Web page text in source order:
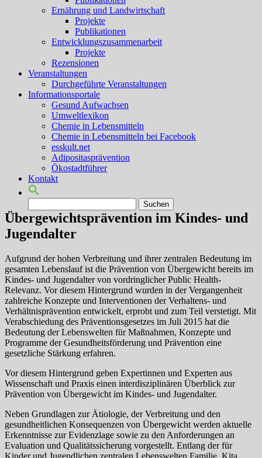
Ernährung und Landwirtschaft
Projekte
Publikationen
Entwicklungszusammenarbeit
Projekte
Rezensionen
Veranstaltungen
Durchgeführte Veranstaltungen
Informationsportale
Gesund Aufwachsen
Umweltlexikon
Chemie in Lebensmitteln
Chemie in Lebensmitteln bei Facebook
esskult.net
Adipositasprävention
Ökostadtführer
Kontakt
nach:
Übergewichtsprävention im Kindes- und
Jugendalter
Aufgrund der hohen Verbreitung und ihrer zentralen Bedeutung im
gesamten Lebenslauf ist die Prävention von Übergewicht bereits im
Kindes- und Jugendalter von vordringlicher Public Health-
Relevanz. Vor diesem Hintergrund wurden in der Vergangenheit
zahlreiche Konzepte und Interventionen der Verhaltens- und
Verhältnisprävention entwickelt, erprobt und zum Teil verstetigt. Mit
Verabschiedung des Präventionsgesetzes im Juli 2015 hat die
Bedeutung der Lebenswelten für Maßnahmen, Konzepte und
Programme der Gesundheitsförderung und Prävention eine
gesetzliche Stärkung erfahren.
Vor diesem Hintergrund geben Expertinnen und Experten aus
Wissenschaft und Praxis einen interdisziplinären Überblick zur
Prävention von Übergewicht im Kindes- und Jugendalter.
Neben Grundlagen zur Ätiologie, der Verbreitung und den
gesundheitlichen Konsequenzen von Übergewicht werden aktuelle
Erkenntnisse zur Evidenzlage sowie zu den Anforderungen an
Evaluation und Qualitätssicherung vorgestellt. Entlang der für